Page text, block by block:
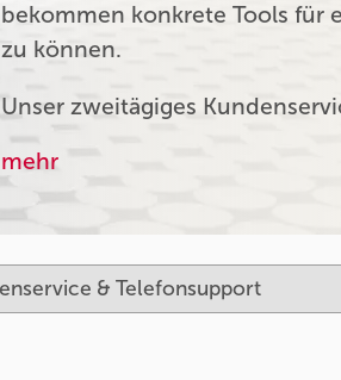
bekommen konkrete Tools für
zu können.
Unser zweitägiges
mehr